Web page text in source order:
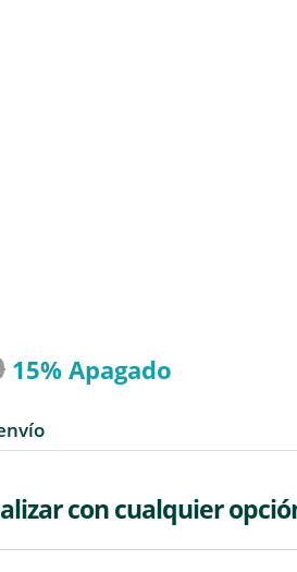
15% Apagado
con cualquier